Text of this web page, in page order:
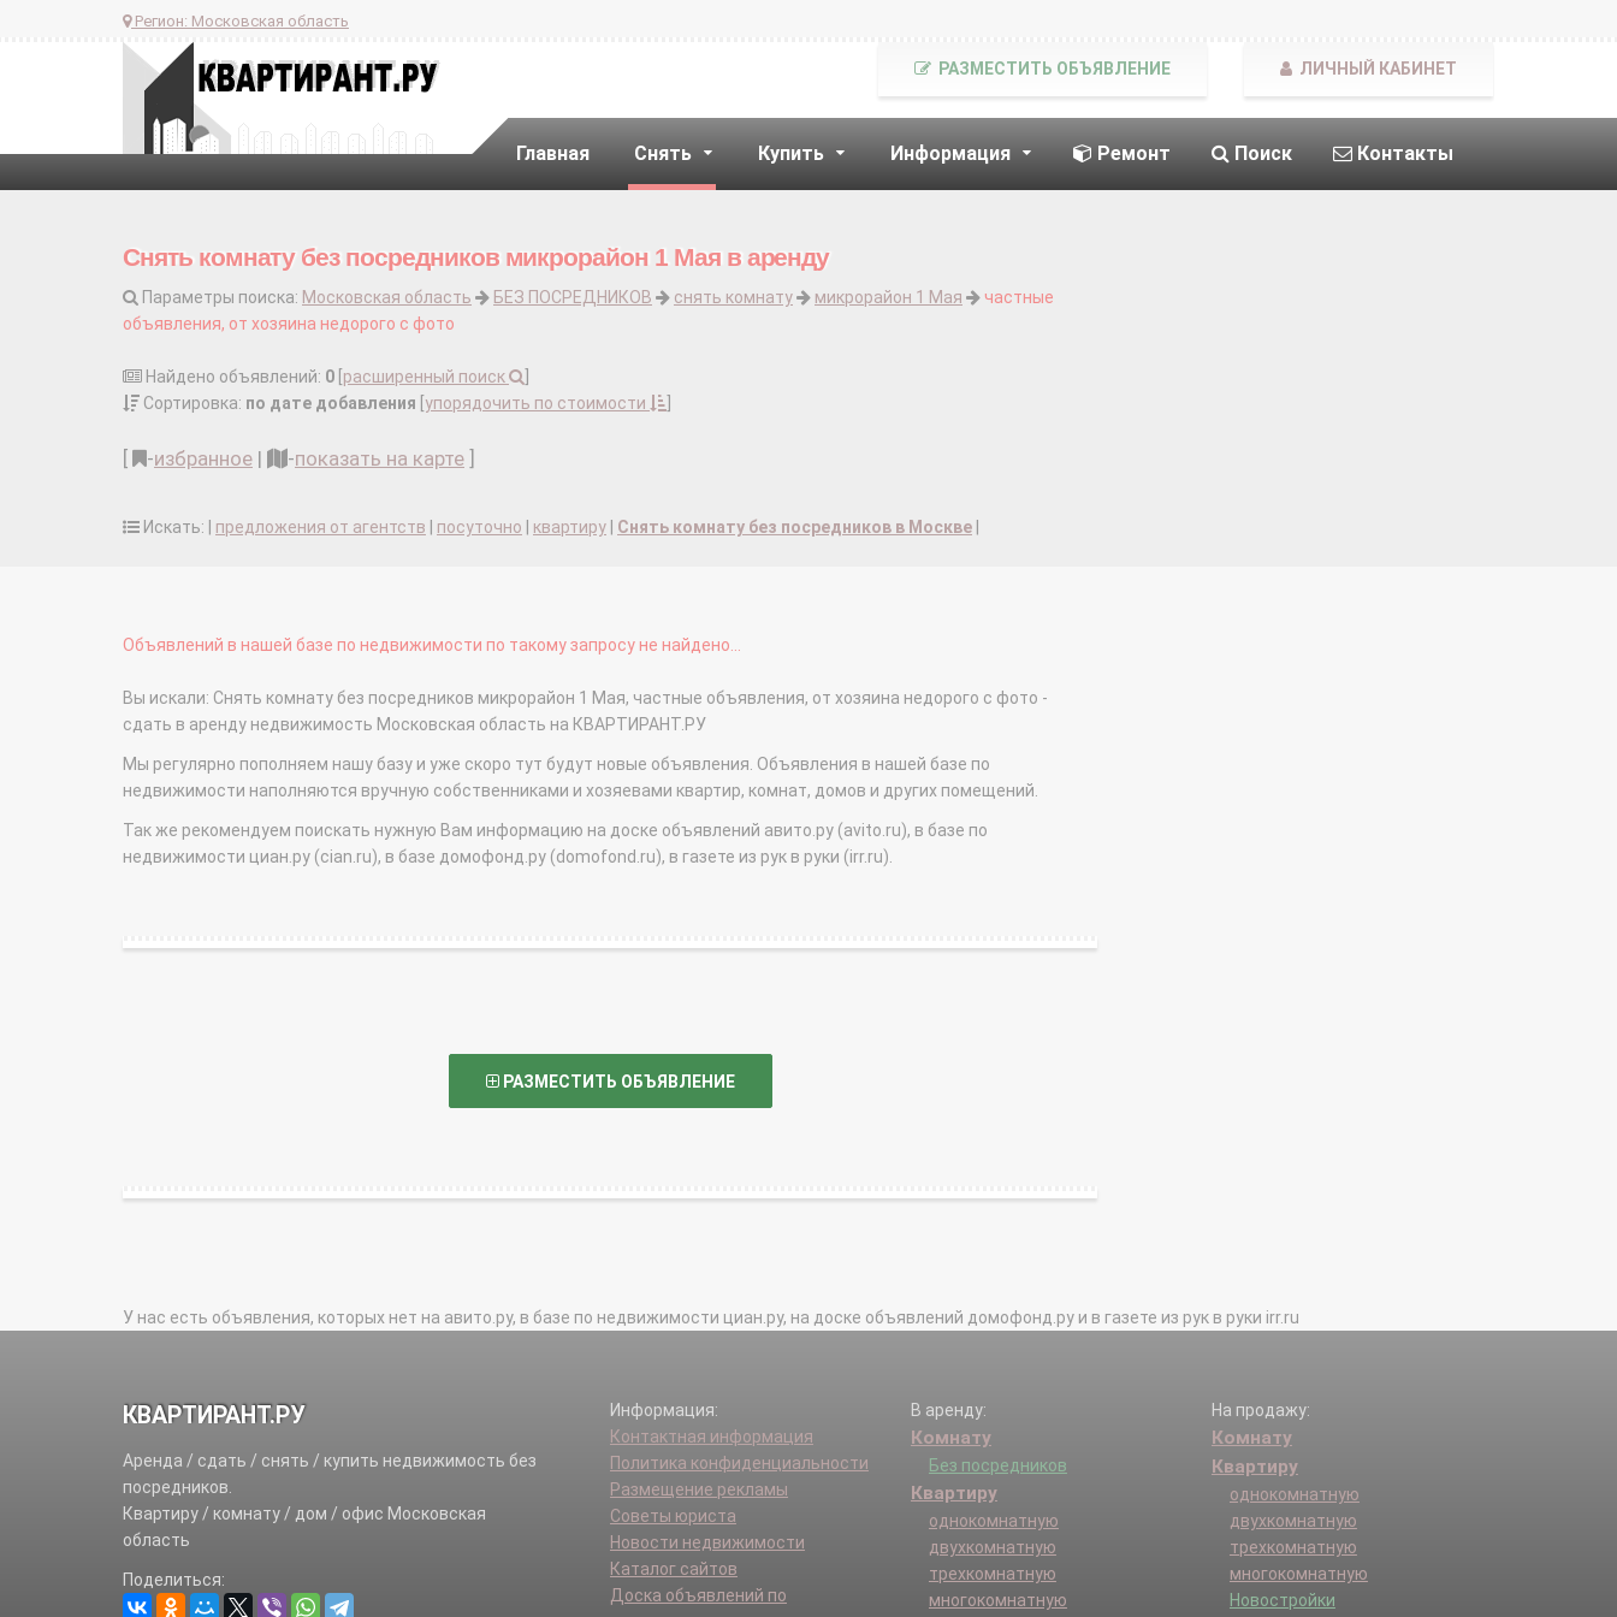
Регион: Московская область
Главная Снять Купить Информация Ремонт Поиск Контакты
РАЗМЕСТИТЬ ОБЪЯВЛЕНИЕ ЛИЧНЫЙ КАБИНЕТ
Снять комнату без посредников микрорайон 1 Мая в аренду
Параметры поиска: Московская область БЕЗ ПОСРЕДНИКОВ снять комнату микрорайон 1 Мая
частные
объявления, от хозяина недорого с фото
Найдено объявлений: 0 расширенный поиск
Сортировка: по дате добавления упорядочить по стоимости
-избранное | -показать на карте
Искать: | предложения от агентств посуточно квартиру Снять комнату без посредников в Москве
Объявлений в нашей базе по недвижимости по такому запросу не найдено...
Вы искали: Снять комнату без посредников микрорайон 1 Мая, частные объявления, от хозяина недорого с фото -
сдать в аренду недвижимость Московская область на КВАРТИРАНТ.РУ
Мы регулярно пополняем нашу базу и уже скоро тут будут новые объявления. Объявления в нашей базе по
недвижимости наполняются вручную собственниками и хозяевами квартир, комнат, домов и других помещений.
Так же рекомендуем поискать нужную Вам информацию на доске объявлений авито.ру (avito.ru), в базе по
недвижимости циан.ру (cian.ru), в базе домофонд.ру (domofond.ru), в газете из рук в руки (irr.ru).
РАЗМЕСТИТЬ ОБЪЯВЛЕНИЕ
У нас есть объявления, которых нет на авито.ру, в базе по недвижимости циан.ру, на доске объявлений домофонд.ру и в газете из рук в руки irr.ru
КВАРТИРАНТ.РУ
Аренда / сдать / снять / купить недвижимость без
посредников.
Квартиру / комнату / дом / офис Московская
область
Поделиться:
Информация:
Контактная информация
Политика конфиденциальности
Размещение рекламы
Советы юриста
Новости недвижимости
Каталог сайтов
Доска объявлений по
В аренду:
Комнату
Без посредников
Квартиру
однокомнатную
двухкомнатную
трехкомнатную
многокомнатную
На продажу:
Комнату
Квартиру
однокомнатную
двухкомнатную
трехкомнатную
многокомнатную
Новостройки